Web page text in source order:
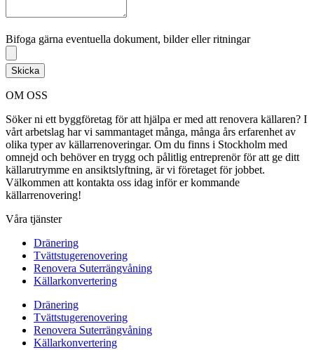
Bifoga gärna eventuella dokument, bilder eller ritningar
Skicka
OM OSS
Söker ni ett byggföretag för att hjälpa er med att renovera källaren? I
vårt arbetslag har vi sammantaget många, många års erfarenhet av
olika typer av källarrenoveringar. Om du finns i Stockholm med
omnejd och behöver en trygg och pålitlig entreprenör för att ge ditt
källarutrymme en ansiktslyftning, är vi företaget för jobbet.
Välkommen att kontakta oss idag inför er kommande
källarrenovering!
Våra tjänster
Dränering
Tvättstugerenovering
Renovera Suterrängvåning
Källarkonvertering
Dränering
Tvättstugerenovering
Renovera Suterrängvåning
Källarkonvertering